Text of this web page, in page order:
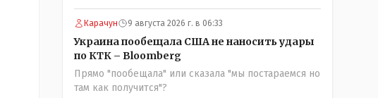
Указы Назарбаева, особенно в части выборов и
перевыборов и некоторых вопросах внутренней
политики, и тогда Назарбай волевым Указом
РАСПУСТИЛ этот бунтарский состав. Имя -
Серикболсын Абдильдин вам знакомо - юывший
секретарь ЦК КП Казахстана , впоследствии -
депутат Верховного Совета и Мажлиса и
Карачун 9 августа 2026 г. в 06:33
Украина пообещала США не наносить удары
по КТК – Bloomberg
Прямо "пообещала" или сказала "мы постараемся но
там как получится"?